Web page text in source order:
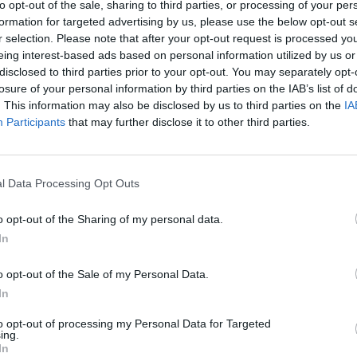
opt-out of the sale, sharing to third parties, or processing of your
for targeted advertising by us, please use the below opt-out
selection. Please note that after your opt-out request is processed
interest-based ads based on personal information utilized by us
to third parties prior to your opt-out. You may separately
of your personal information by third parties on the IAB’s list of
This information may also be disclosed by us to third parties on the
Participants that may further disclose it to other third parties.
Data Processing Opt Outs
opt-out of the Sharing of my personal data.
opt-out of the Sale of my Personal Data.
opt-out of processing my Personal Data for Targeted
satelitarnej Inmarsat, tego samego przez
feralnym końcem lotu PLF 101,
telefonu świadczy o tym, że urządzenia
zasilanie z sieci elektrycznej samolotu do
satelitarne Kepler dzieje się coś
a innym razem na tydzień, w nieregularny
normalnego poziomu. Nie dzieje się to
więc kilka dni temu jako jedno z
pomyłek w wiekach XIX-XXI
Wyborczej wycofał się z tezy o "myszy w
tryptyk o zupełnie niepotrzebnej
rejestratora dźwięku w kokpicie (CVR). W
i fonologii proszonych o